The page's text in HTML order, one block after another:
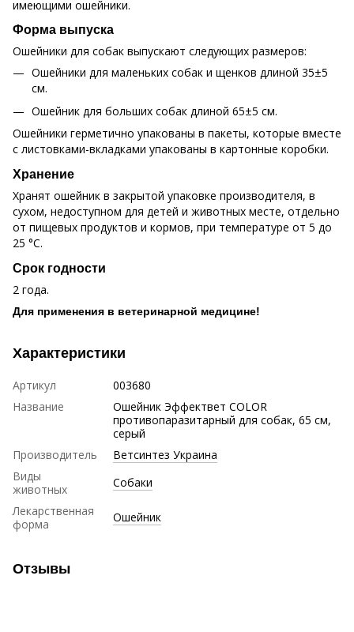
имеющими ошейники.
Форма выпуска
Ошейники для собак выпускают следующих размеров:
Ошейники для маленьких собак и щенков длиной 35±5
см.
Ошейник для больших собак длиной 65±5 см.
Ошейники герметично упакованы в пакеты, которые вместе
с листовками-вкладками упакованы в картонные коробки.
Хранение
Хранят ошейник в закрытой упаковке производителя, в
сухом, недоступном для детей и животных месте, отдельно
от пищевых продуктов и кормов, при температуре от 5 до
25 °C.
Срок годности
2 года.
Для применения в ветеринарной медицине!
Характеристики
Артикул
003680
Название
Ошейник Эффектвет COLOR
противопаразитарный для собак, 65 см,
серый
Производитель
Ветсинтез Украина
Виды
животных
Собаки
Лекарственная
форма
Ошейник
Отзывы